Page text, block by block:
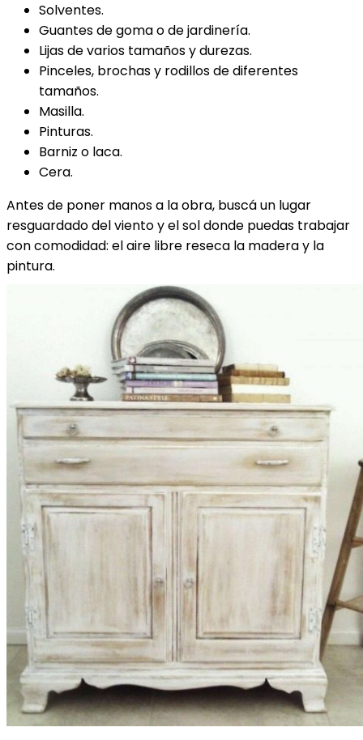
Solventes.
Guantes de goma o de jardinería.
Lijas de varios tamaños y durezas.
Pinceles, brochas y rodillos de diferentes
tamaños.
Masilla.
Pinturas.
Barniz o laca.
Cera.
Antes de poner manos a la obra, buscá un lugar
resguardado del viento y el sol donde puedas trabajar
con comodidad: el aire libre reseca la madera y la
pintura.